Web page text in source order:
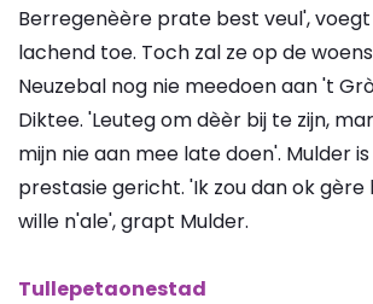
Berregenèère prate best veul',
lachend toe. Toch zal ze op de
Neuzebal nog nie meedoen aan 't
Diktee. 'Leuteg om dèèr bij te zijn,
mijn nie aan mee late doen'. Mulder
prestasie gericht. 'Ik zou dan ok
wille n'ale', grapt Mulder.
Tullepetaonestad